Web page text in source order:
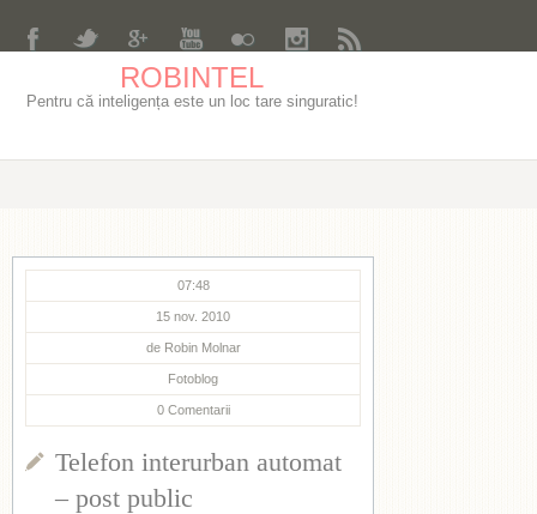
ROBINTEL
Pentru că inteligența este un loc tare singuratic!
07:48
15 nov. 2010
de Robin Molnar
Fotoblog
0 Comentarii
Telefon interurban automat
– post public